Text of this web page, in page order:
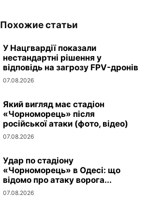
Похожие статьи
У Нацгвардії показали
нестандартні рішення у
відповідь на загрозу FPV-дронів
07.08.2026
Який вигляд має стадіон
«Чорноморець» після
російської атаки (фото, відео)
07.08.2026
Удар по стадіону
«Чорноморець» в Одесі: що
відомо про атаку ворога...
07.08.2026